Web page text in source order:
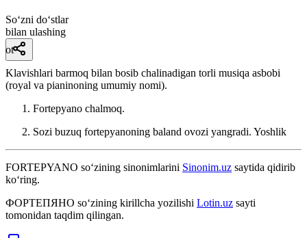
So‘zni do‘stlar
bilan ulashing
ot
Klavishlari barmoq bilan bosib chalinadigan torli musiqa asbobi
(royal va pianinoning umumiy nomi).
Fortepyano chalmoq.
Sozi buzuq fortepyanoning baland ovozi yangradi. Yoshlik
FORTEPYANO so‘zining sinonimlarini Sinonim.uz saytida qidirib
ko‘ring.
ФОРТЕПЯНО so‘zining kirillcha yozilishi Lotin.uz sayti
tomonidan taqdim qilingan.